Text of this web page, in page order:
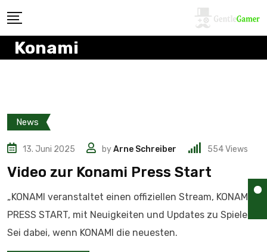
Konami
News
13. Juni 2025 byArne Schreiber 554Views
Video zur Konami Press Start
„KONAMI veranstaltet einen offiziellen Stream, KONAMI
PRESS START, mit Neuigkeiten und Updates zu Spielen!
Sei dabei, wenn KONAMI die neuesten.